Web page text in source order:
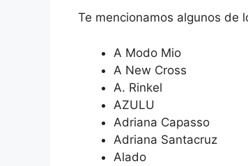
Te mencionamos algunos de
A Modo Mio
A New Cross
A. Rinkel
AZULU
Adriana Capasso
Adriana Santacruz
Alado